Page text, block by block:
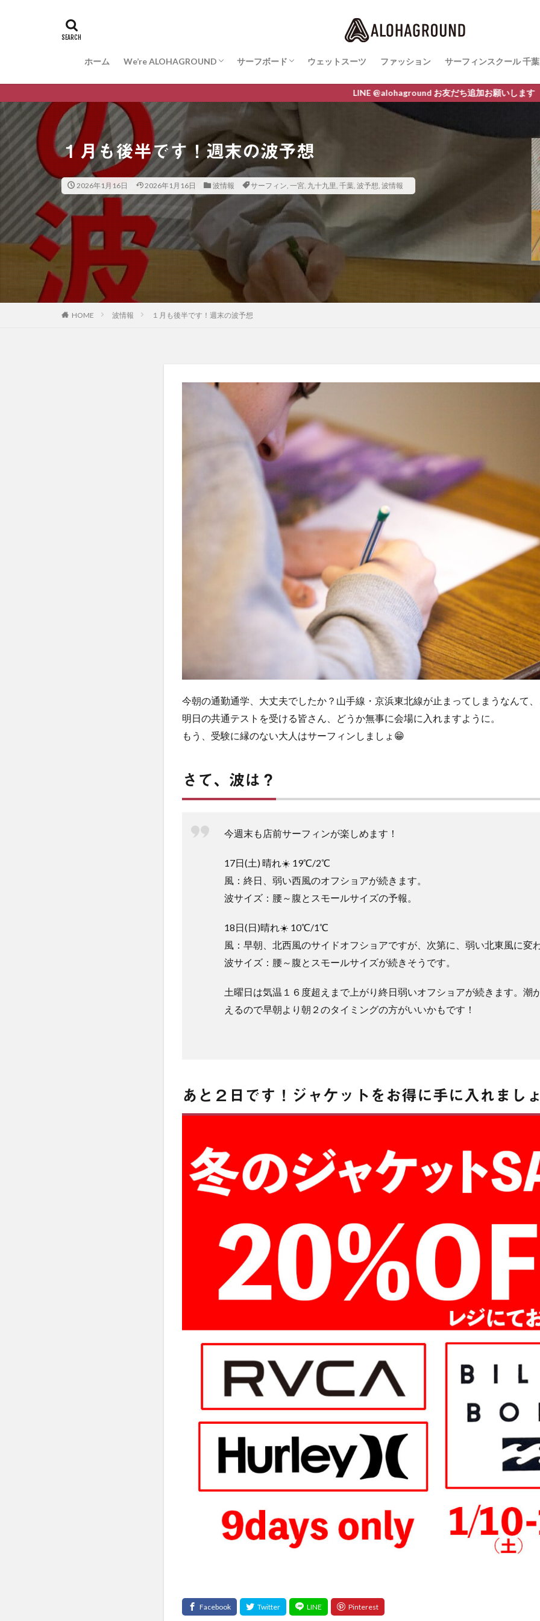
ホーム We’re ALOHAGROUND
お問合せ
サーフボード
サーフボード最新情報
ARAKAWA
VESSO
WISDOM LINE
ウェットスーツ ファッション サーフィンスクール 千葉
サーフィンスクールレ
LINE @alohaground お友だち追加お願いします クーポン進呈中 キャ
１月も後半です！週末の波予想
2026年1月16日 2026年1月16日 波情報 サーフィン, 一宮, 九十九里, 千葉, 波予想, 波情報
HOME 波情報 １月も後半です！週末の波予想
今朝の通勤通学、大丈夫でしたか？山手線・京浜東北線が止まってしまうなんて
明日の共通テストを受ける皆さん、どうか無事に会場に入れますように。
もう、受験に縁のない大人はサーフィンしましょ😁
さて、波は？
今週末も店前サーフィンが楽しめます！
17日(土) 晴れ☀️ 19℃/2℃
風：終日、弱い西風のオフショアが続きます。
波サイズ：腰～腹とスモールサイズの予報。
18日(日)晴れ☀️ 10℃/1℃
風：早朝、北西風のサイドオフショアですが、次第に、弱い北東風に変
波サイズ：腰～腹とスモールサイズが続きそうです。
土曜日は気温１６度超えまで上がり終日弱いオフショアが続きます。潮
えるので早朝より朝２のタイミングの方がいいかもです！
あと２日です！ジャケットをお得に手に入れまし